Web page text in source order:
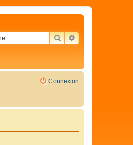
RECHERCHER
RECHERCHE
Connexion